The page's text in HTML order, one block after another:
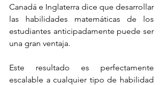
Canadá e Inglaterra dice que desarrollar
las habilidades matemáticas de los
estudiantes anticipadamente puede ser
una gran ventaja.
Este resultado es perfectamente
escalable a cualquier tipo de habilidad